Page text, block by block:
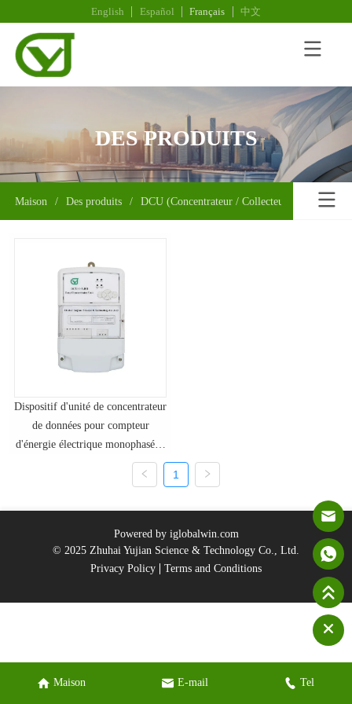
English Español Français 中文
DES PRODUITS
Maison / Des produits / DCU (Concentrateur / Collecteur)
Dispositif d'unité de concentrateur
de données pour compteur
d'énergie électrique monophasé et
1
Maison E-mail Tel
Powered by iglobalwin.com
© 2025 Zhuhai Yujian Science & Technology Co., Ltd.
Privacy Policy
Terms and Conditions